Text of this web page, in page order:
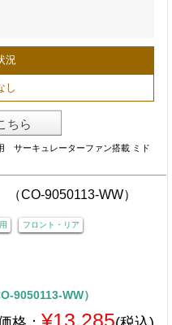
況
し
ちら
サーキュレーターファン搭載 ミド
フロント・リア
9050113-WW）
¥13,285